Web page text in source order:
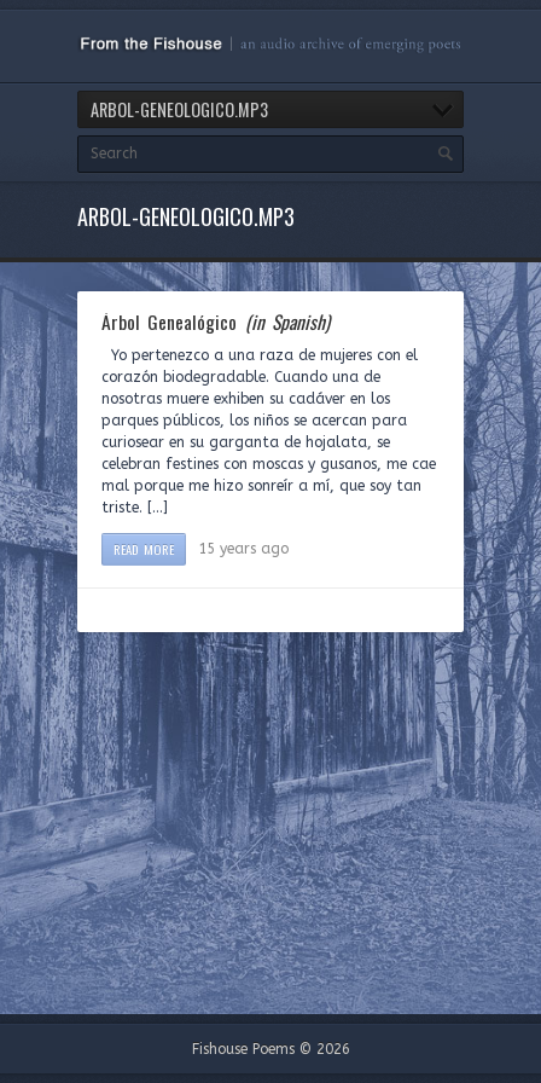
ARBOL-GENEOLOGICO.MP3
ARBOL-GENEOLOGICO.MP3
Árbol Genealógico (in Spanish)
Yo pertenezco a una raza de mujeres con el
corazón biodegradable. Cuando una de
nosotras muere exhiben su cadáver en los
parques públicos, los niños se acercan para
curiosear en su garganta de hojalata, se
celebran festines con moscas y gusanos, me cae
mal porque me hizo sonreír a mí, que soy tan
triste. […]
READ MORE 15 years ago
Fishouse Poems © 2026